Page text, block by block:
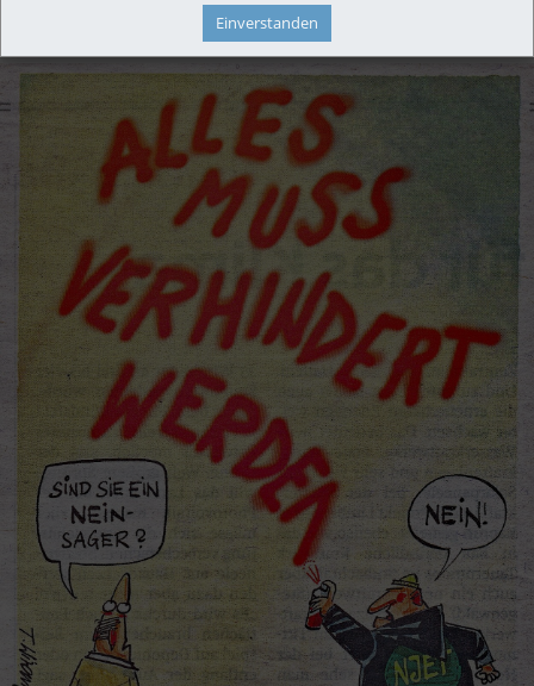
fundierte Dokumentationen dürfte nicht gerade die Domäne des ORF zu
Einverstanden